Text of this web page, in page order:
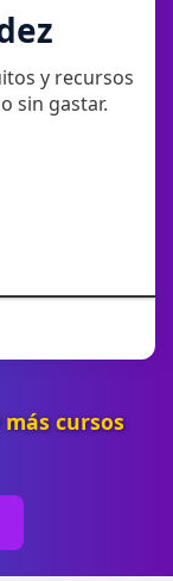
y recursos
sin gastar.
más cursos